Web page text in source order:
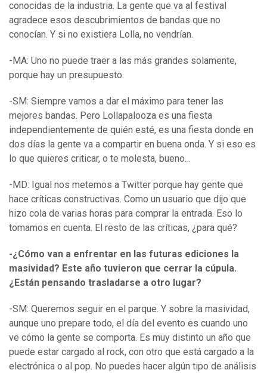
conocidas de la industria. La gente que va al festival
agradece esos descubrimientos de bandas que no
conocían. Y si no existiera Lolla, no vendrían.
-MA: Uno no puede traer a las más grandes solamente,
porque hay un presupuesto.
-SM: Siempre vamos a dar el máximo para tener las
mejores bandas. Pero Lollapalooza es una fiesta
independientemente de quién esté, es una fiesta donde en
dos días la gente va a compartir en buena onda. Y si eso es
lo que quieres criticar, o te molesta, bueno…
-MD: Igual nos metemos a Twitter porque hay gente que
hace críticas constructivas. Como un usuario que dijo que
hizo cola de varias horas para comprar la entrada. Eso lo
tomamos en cuenta. El resto de las críticas, ¿para qué?
-¿Cómo van a enfrentar en las futuras ediciones la
masividad? Este año tuvieron que cerrar la cúpula.
¿Están pensando trasladarse a otro lugar?
-SM: Queremos seguir en el parque. Y sobre la masividad,
aunque uno prepare todo, el día del evento es cuando uno
ve cómo la gente se comporta. Es muy distinto un año que
puede estar cargado al rock, con otro que está cargado a la
electrónica o al pop. No puedes hacer algún tipo de análisis